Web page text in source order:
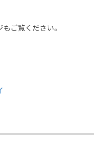
ご覧ください。